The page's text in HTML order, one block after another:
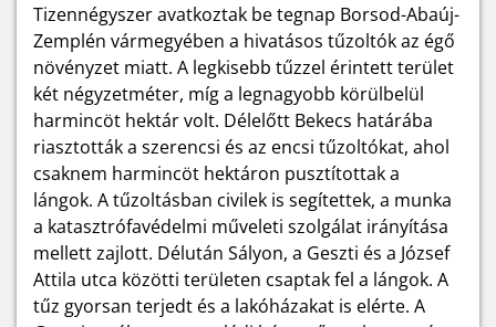
Tizennégyszer avatkoztak be tegnap Borsod-Abaúj-
Zemplén vármegyében a hivatásos tűzoltók az égő
növényzet miatt. A legkisebb tűzzel érintett terület
két négyzetméter, míg a legnagyobb körülbelül
harmincöt hektár volt. Délelőtt Bekecs határába
riasztották a szerencsi és az encsi tűzoltókat, ahol
csaknem harmincöt hektáron pusztítottak a
lángok. A tűzoltásban civilek is segítettek, a munka
a katasztrófavédelmi műveleti szolgálat irányítása
mellett zajlott. Délután Sályon, a Geszti és a József
Attila utca közötti területen csaptak fel a lángok. A
tűz gyorsan terjedt és a lakóházakat is elérte. A